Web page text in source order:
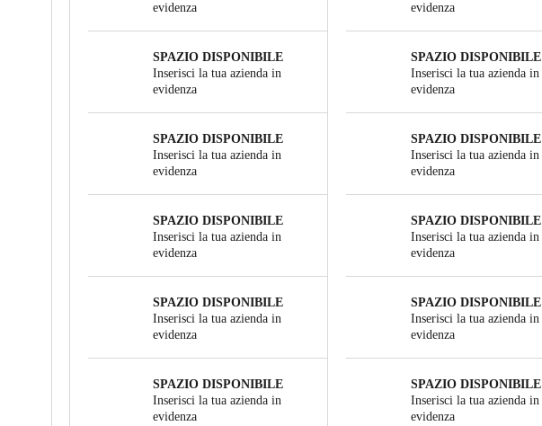
evidenza
SPAZIO DISPONIBILE
Inserisci la tua azienda in
evidenza
SPAZIO DISPONIBILE
Inserisci la tua azienda in
evidenza
SPAZIO DISPONIBILE
Inserisci la tua azienda in
evidenza
SPAZIO DISPONIBILE
Inserisci la tua azienda in
evidenza
SPAZIO DISPONIBILE
Inserisci la tua azienda in
evidenza
evidenza
SPAZIO DISPONIBILE
Inserisci la tua azienda in
evidenza
SPAZIO DISPONIBILE
Inserisci la tua azienda in
evidenza
SPAZIO DISPONIBILE
Inserisci la tua azienda in
evidenza
SPAZIO DISPONIBILE
Inserisci la tua azienda in
evidenza
SPAZIO DISPONIBILE
Inserisci la tua azienda in
evidenza